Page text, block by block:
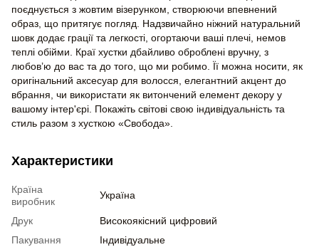
поєднується з жовтим візерунком, створюючи впевнений
образ, що притягує погляд. Надзвичайно ніжний натуральний
шовк додає грації та легкості, огортаючи ваші плечі, немов
теплі обійми. Краї хустки дбайливо оброблені вручну, з
любов’ю до вас та до того, що ми робимо. Її можна носити, як
оригінальний аксесуар для волосся, елегантний акцент до
вбрання, чи використати як витончений елемент декору у
вашому інтер'єрі. Покажіть світові свою індивідуальність та
стиль разом з хусткою «Свобода».
Характеристики
Країна
виробник
Україна
Друк
Високоякісний цифровий
Пакування
Індивідуальне